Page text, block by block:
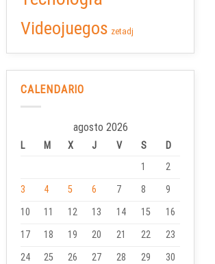
Videojuegos zetadj
CALENDARIO
agosto 2026
L M X J V S
D
1
2
3
4 5 6 7 8
9
10
11 12 13 14 15
16
17
18 19 20 21 22
23
24
25 26 27 28 29
30